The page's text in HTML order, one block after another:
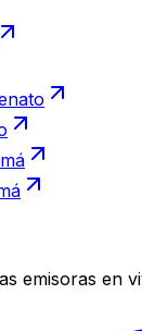
emisoras en